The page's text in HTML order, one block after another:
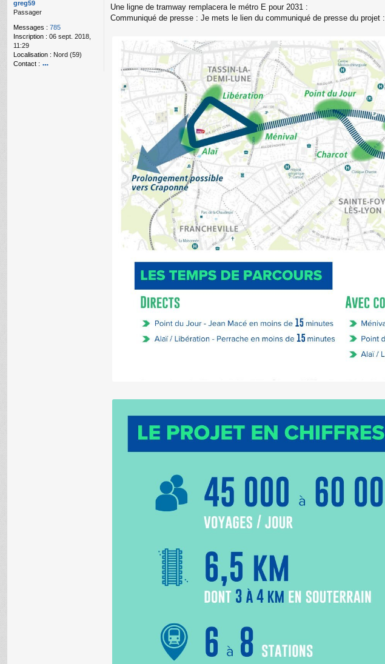
greg59
Passager
Messages : 785
Inscription : 06 sept. 2018,
11:29
Localisation : Nord (59)
Contact :
e
n
Une ligne de tramway remplacera le métro E pour 2031 :
Communiqué de presse : Je mets le lien du communiqué de presse du projet :